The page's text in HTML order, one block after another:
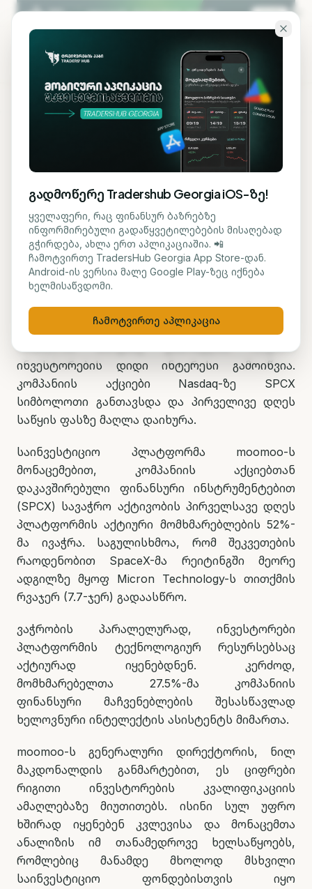
გადადი ძირითად შინაარსზე
KA EN
ᲡᲐᲤᲝᲜᲓᲝ
SpaceX-ის აქციებზე
მოთხოვნა გაიზარდა
მარიამ ქადარია 25 ივნისი, 2026 წთ კითხვა
SpaceX-ის ბირჟაზე გამოსვლამ რიგითი
ინვესტორების დიდი ინტერესი გამოიწვია.
კომპანიის აქციები Nasdaq-ზე SPCX
სიმბოლოთი განთავსდა და პირველივე დღეს
საწყის ფასზე მაღლა დაიხურა.
საინვესტიციო პლატფორმა moomoo-ს
მონაცემებით, კომპანიის აქციებთან
დაკავშირებული ფინანსური ინსტრუმენტებით
(SPCX) სავაჭრო აქტივობის პირველსავე დღეს
პლატფორმის აქტიური მომხმარებლების 52%-
მა ივაჭრა. საგულისხმოა, რომ შეკვეთების
რაოდენობით SpaceX-მა რეიტინგში მეორე
ადგილზე მყოფ Micron Technology-ს თითქმის
რვაჯერ (7.7-ჯერ) გადაასწრო.
ვაჭრობის პარალელურად, ინვესტორები
პლატფორმის ტექნოლოგიურ რესურსებსაც
აქტიურად იყენებდნენ. კერძოდ,
მომხმარებელთა 27.5%-მა კომპანიის
ფინანსური მაჩვენებლების შესასწავლად
ხელოვნური ინტელექტის ასისტენტს მიმართა.
moomoo-ს გენერალური დირექტორის, ნილ
მაკდონალდის განმარტებით, ეს ციფრები
რიგითი ინვესტორების კვალიფიკაციის
ამაღლებაზე მიუთითებს. ისინი სულ უფრო
ხშირად იყენებენ კვლევისა და მონაცემთა
ანალიზის იმ თანამედროვე ხელსაწყოებს,
რომლებიც მანამდე მხოლოდ მსხვილი
საინვესტიციო ფონდებისთვის იყო
გადმოწერე Tradershub Georgia iOS-ზე!
ყველაფერი, რაც ფინანსურ ბაზრებზე
ინფორმირებული გადაწყვეტილებების მისაღებად
გჭირდება, ახლა ერთ აპლიკაციაშია. 📲
ჩამოტვირთე TradersHub Georgia App Store-დან.
Android-ის ვერსია მალე Google Play-ზეც იქნება
ხელმისაწვდომი.
ჩამოტვირთე აპლიკაცია